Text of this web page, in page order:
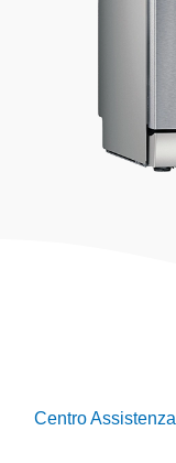
Centro Assistenza